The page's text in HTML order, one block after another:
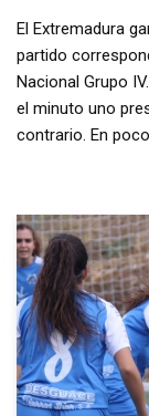
El Extremadura
partido
Nacional Grupo
el minuto uno
contrario. En